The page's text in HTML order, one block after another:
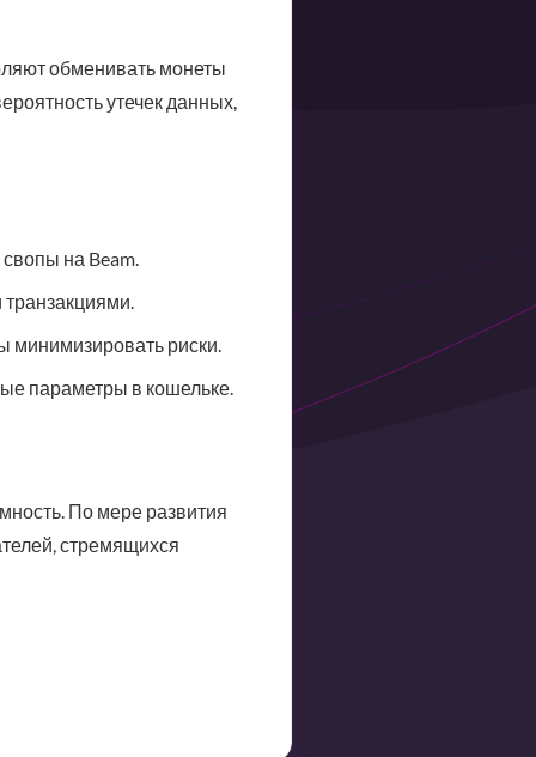
обменивать монеты
утечек данных,
на Beam.
минимизировать риски.
параметры в кошельке.
По мере развития
стремящихся